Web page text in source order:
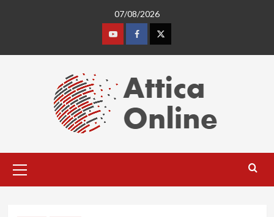
07/08/2026
YoutubeFacebookTwitter
Menu